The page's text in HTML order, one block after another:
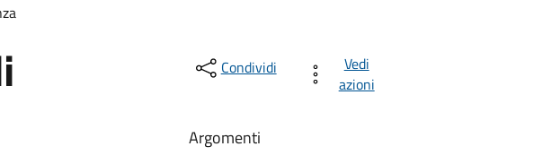
Condividi
Vedi
azioni
Argomenti